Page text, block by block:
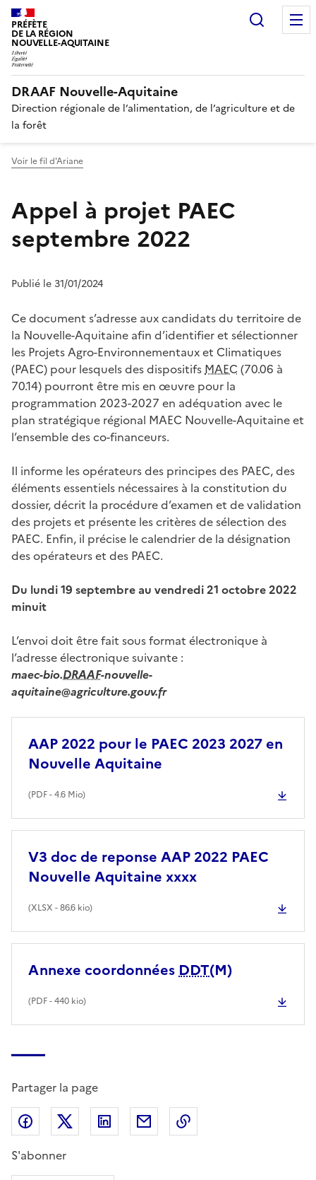
PRÉFÈTE
DE LA RÉGION
NOUVELLE-AQUITAINE
DRAAF Nouvelle-Aquitaine
Direction régionale de l’alimentation, de l’agriculture et de
la forêt
Voir le fil d'Ariane
Appel à projet PAEC
septembre 2022
Publié le 31/01/2024
Ce document s’adresse aux candidats du territoire de
la Nouvelle-Aquitaine afin d’identifier et sélectionner
les Projets Agro-Environnementaux et Climatiques
(PAEC) pour lesquels des dispositifs MAEC(70.06 à
70.14) pourront être mis en œuvre pour la
programmation 2023-2027 en adéquation avec le
plan stratégique régional MAEC Nouvelle-Aquitaine et
l’ensemble des co-financeurs.
Il informe les opérateurs des principes des PAEC, des
éléments essentiels nécessaires à la constitution du
dossier, décrit la procédure d’examen et de validation
des projets et présente les critères de sélection des
PAEC. Enfin, il précise le calendrier de la désignation
des opérateurs et des PAEC.
Du lundi 19 septembre au vendredi 21 octobre 2022
minuit
L’envoi doit être fait sous format électronique à
l’adresse électronique suivante :
maec-bio.DRAAF-nouvelle-
aquitaine@agriculture.gouv.fr
AAP 2022 pour le PAEC 2023 2027 en
Nouvelle Aquitaine
(PDF- 4.6 Mio)
V3 doc de reponse AAP 2022 PAEC
Nouvelle Aquitaine xxxx
(XLSX - 86.6 kio)
Annexe coordonnées DDT(M)
(PDF- 440 kio)
Partager la page
Partager sur Facebook
Partager sur X (anciennement Twitter)
Partager sur LinkedIn
Partager par email
S'abonner